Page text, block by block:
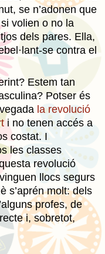
se n’adonen que
volien o no la
dels pares. Ella,
se contra el
Estem tan
Potser és
la revolució
i no tenen accés a
costat. I
les classes
revolució
llocs segurs
s’aprén molt: dels
profes, de
i, sobretot,